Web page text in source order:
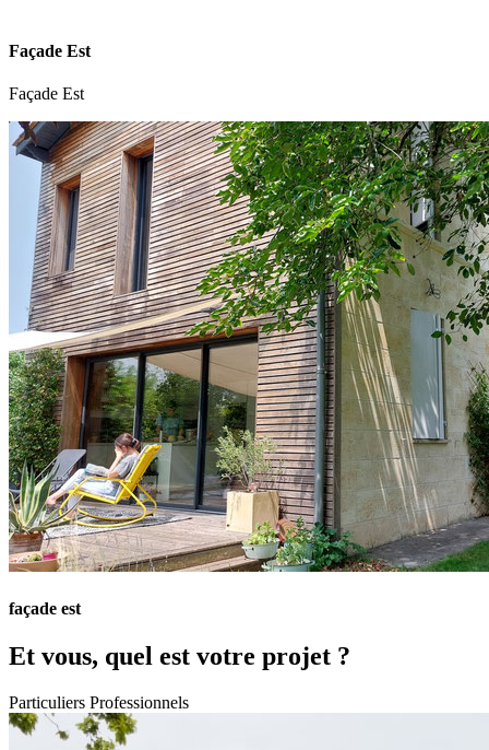
Façade Est
Façade Est
façade est
Et vous, quel est votre projet ?
Particuliers Professionnels